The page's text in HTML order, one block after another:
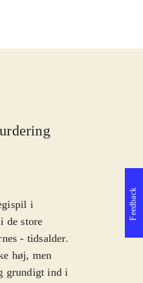
i
de store
- tidsalder.
høj, men
grundigt ind i
Feedback